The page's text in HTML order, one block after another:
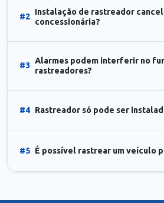
#2
Instalação de rastreador
concessionária?
#3
Alarmes podem interferir no
rastreadores?
#4 Rastreador só pode ser
#5 É possível rastrear um veículo